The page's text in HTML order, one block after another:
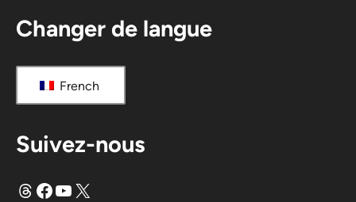
Changer de langue
French
Suivez-nous
FilsFacebook
YouTube
X